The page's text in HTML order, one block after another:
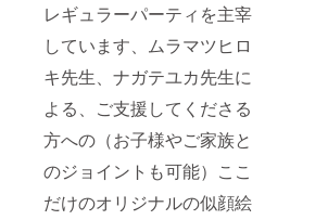
レギュラーパーティを主宰
しています、ムラマツヒロ
キ先生、ナガテユカ先生に
よる、ご支援してくださる
方への（お子様やご家族と
のジョイントも可能）ここ
だけのオリジナルの似顔絵